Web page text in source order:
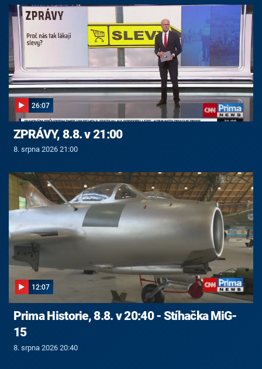
26:07
ZPRÁVY, 8.8. v 21:00
8. srpna 2026 21:00
12:07
Prima Historie, 8.8. v 20:40 - Stíhačka MiG-
15
8. srpna 2026 20:40